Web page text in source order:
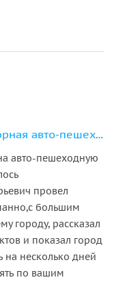
Добро пожаловать в Пермь: обзорная авто-пешеходная экскурсия
авто-пешеходную
провел
большим
городу, рассказал
и показал город
на несколько дней
по вашим